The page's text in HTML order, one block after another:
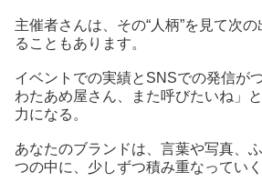
主催者さんは、その“人柄”を見て次
ることもあります。
イベントでの実績とSNSでの発信が
わたあめ屋さん、また呼びたいね」
力になる。
あなたのブランドは、言葉や写真、
つの中に、少しずつ積み重なってい